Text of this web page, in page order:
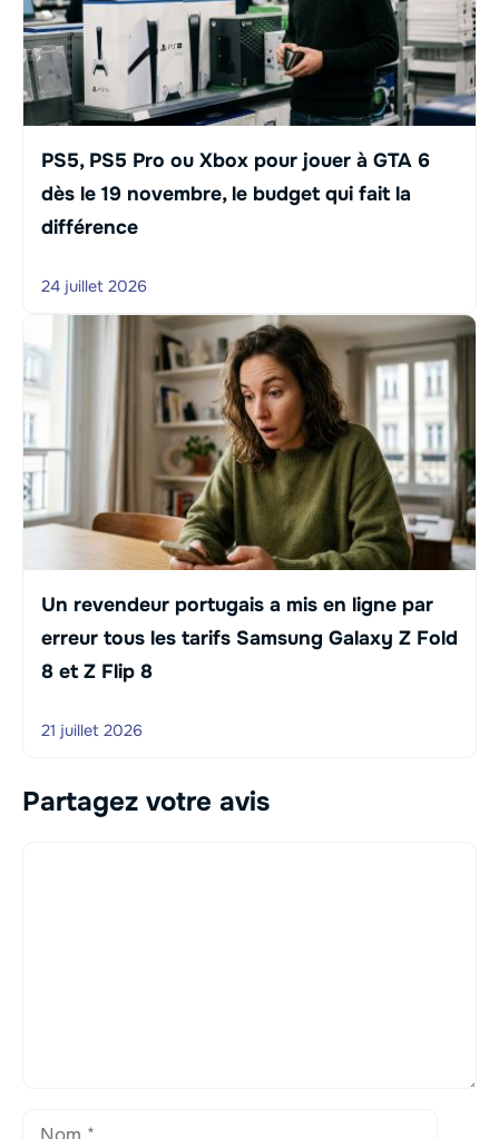
PS5, PS5 Pro ou Xbox pour jouer à GTA 6
dès le 19 novembre, le budget qui fait la
différence
24 juillet 2026
Un revendeur portugais a mis en ligne par
erreur tous les tarifs Samsung Galaxy Z Fold
8 et Z Flip 8
21 juillet 2026
Partagez votre avis
Nom